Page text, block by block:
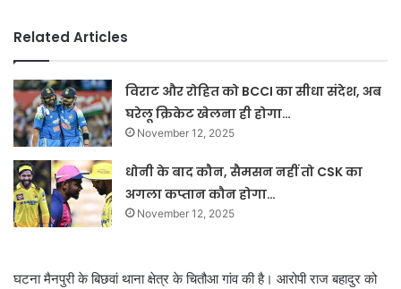
Related Articles
विराट और रोहित को BCCI का सीधा संदेश, अब
घरेलू क्रिकेट खेलना ही होगा…
November 12, 2025
धोनी के बाद कौन, सैमसन नहीं तो CSK का
अगला कप्तान कौन होगा…
November 12, 2025
घटना मैनपुरी के बिछवां थाना क्षेत्र के चितौआ गांव की है। आरोपी राज बहादुर को